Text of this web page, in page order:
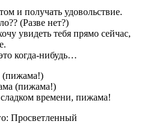
и получать удовольствие.
(Разве нет?)
увидеть тебя прямо сейчас,
когда-нибудь…
(пижама!)
времени, пижама!
Просветленный